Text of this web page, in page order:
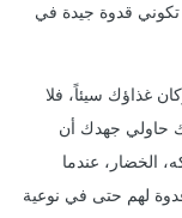
قدوة جيدة في
غذاؤك سيئاً، فلا
حاولي جهدك أن
الخضار، عندما
لهم حتى في نوعية